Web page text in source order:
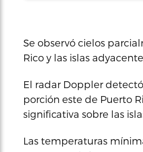
Se observó cielos
Rico y las islas
El radar Doppler
porción este de Puerto
significativa sobre las
Las temperaturas